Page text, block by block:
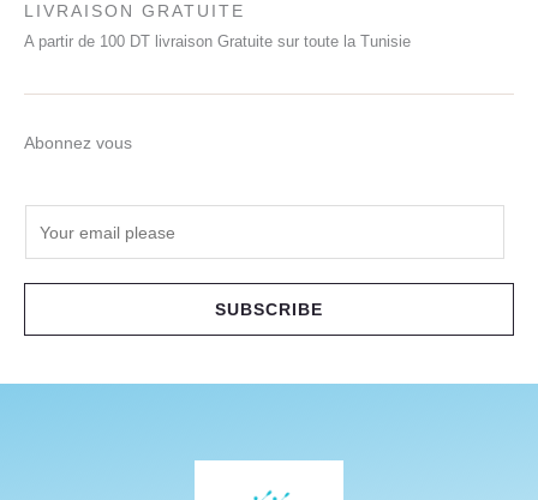
LIVRAISON GRATUITE
A partir de 100 DT livraison Gratuite sur toute la Tunisie
Abonnez vous
SUBSCRIBE